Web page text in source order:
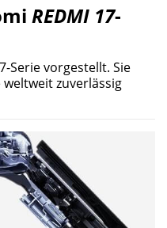
REDMI 17-
Serie vorgestellt. Sie
zuverlässig